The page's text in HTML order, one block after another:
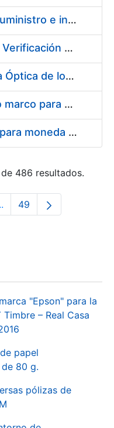
Acuerdo marco para el suministro e instalación de persianas, estores y otros complementos
Servicio de Calibración y Verificación Externa de los Equipos de Medición del Servicio de Prevención de la FNMT-RCM
Conexión mediante Fibra Óptica de los Centros de Proceso de Datos (CPDs) de las sedes de la FNMT-RCM de Burgos y Madrid
Contratación de acuerdo marco para el Suministro de Material de Electricidad para la Fábrica Nacional de Moneda y Timbre-Real Casa de la Moneda en su centro de trabajo de Burgos
Suministro de estuches para moneda de 30 €
486 resultados.
Páginas intermedias Use
Página
49
"Epson" para la
– Real Casa
papel
80 g.
pólizas de